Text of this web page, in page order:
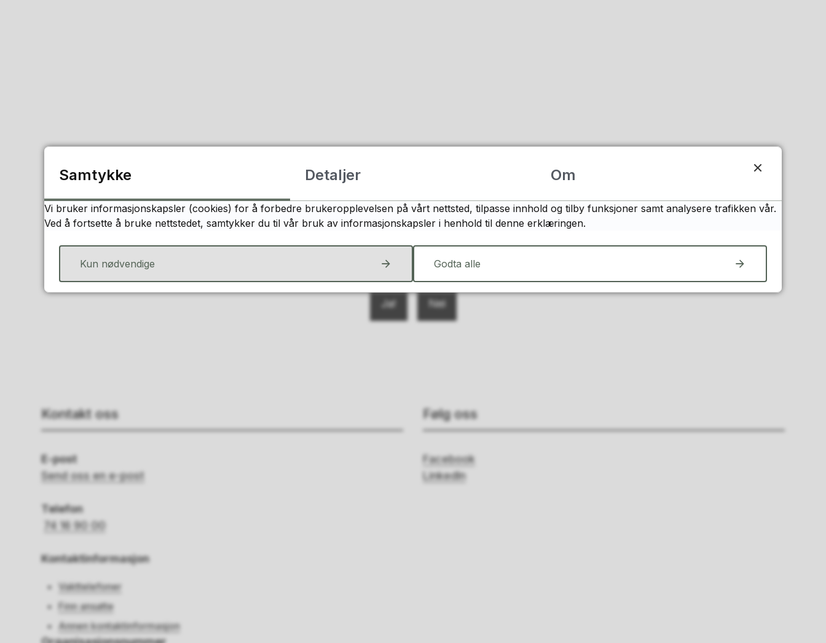
Fant du det du lette etter?
Ja Nei
Kontakt oss
E-post
Send oss en e-post
Telefon
74 16 90 00
Kontaktinformasjon
Vakttelefoner
Finn ansatte
Annen kontaktinformasjon
Følg oss
Facebook
LinkedIn
Samtykke Detaljer Om
Vi bruker informasjonskapsler (cookies) for å forbedre brukeropplevelsen på vårt nettsted, tilpasse innhold og tilby funksjoner samt analysere trafikken vår.
Ved å fortsette å bruke nettstedet, samtykker du til vår bruk av informasjonskapsler i henhold til denne erklæringen.
Kun nødvendige Godta alle